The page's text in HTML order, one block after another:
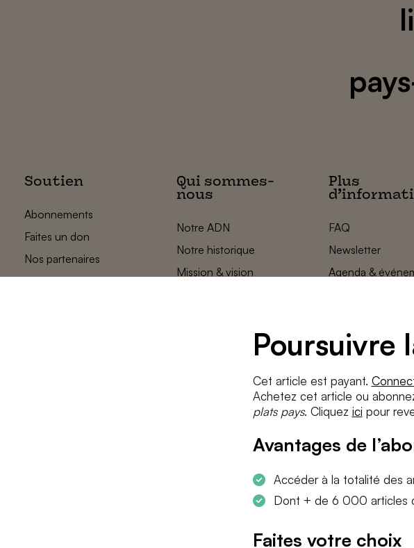
Poursuivre
Cet article est payant.
Achetez cet article ou
plats pays. Cliquez ici pour
Avantages de
Accéder à la totalité des
Dont + de 6 000 articles
Faites votre choix
Soutien
Abonnements
Faites un don
Nos partenaires
Qui sommes-
nous
Notre ADN
Notre historique
Mission & vision
Plus
FAQ
Newsletter
Agenda &
Paramètres des